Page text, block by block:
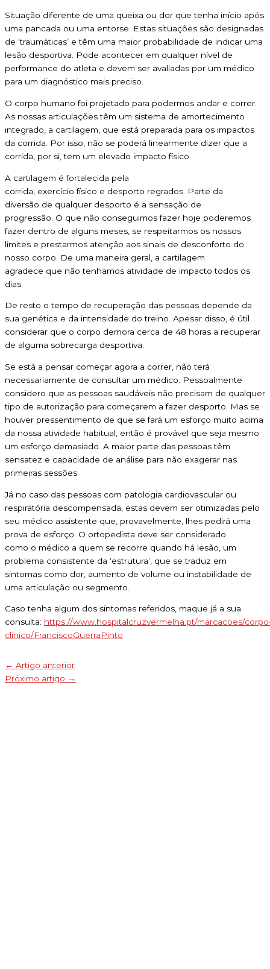
Situação diferente de uma queixa ou dor que tenha início após
uma pancada ou uma entorse. Estas situações são designadas
de ‘traumáticas’ e têm uma maior probabilidade de indicar uma
lesão desportiva. Pode acontecer em qualquer nível de
performance do atleta e devem ser avaliadas por um médico
para um diagnóstico mais preciso.
O corpo humano foi projetado para podermos andar e correr.
As nossas articulações têm um sistema de amortecimento
integrado, a cartilagem, que está preparada para os impactos
da corrida. Por isso, não se poderá linearmente dizer que a
corrida, por si, tem um elevado impacto físico.
A cartilagem é fortalecida pela
corrida, exercício físico e desporto regrados. Parte da
diversão de qualquer desporto é a sensação de
progressão. O que não conseguimos fazer hoje poderemos
fazer dentro de alguns meses, se respeitarmos os nossos
limites e prestarmos atenção aos sinais de desconforto do
nosso corpo. De uma maneira geral, a cartilagem
agradece que não tenhamos atividade de impacto todos os
dias.
De resto o tempo de recuperação das pessoas depende da
sua genética e da intensidade do treino. Apesar disso, é útil
considerar que o corpo demora cerca de 48 horas a recuperar
de alguma sobrecarga desportiva.
Se está a pensar começar agora a correr, não terá
necessariamente de consultar um médico. Pessoalmente
considero que as pessoas saudáveis não precisam de qualquer
tipo de autorização para começarem a fazer desporto. Mas se
houver pressentimento de que se fará um esforço muito acima
da nossa atividade habitual, então é provável que seja mesmo
um esforço demasiado. A maior parte das pessoas têm
sensatez e capacidade de análise para não exagerar nas
primeiras sessões.
Já no caso das pessoas com patologia cardiovascular ou
respiratória descompensada, estas devem ser otimizadas pelo
seu médico assistente que, provavelmente, lhes pedirá uma
prova de esforço. O ortopedista deve ser considerado
como o médico a quem se recorre quando há lesão, um
problema consistente da ‘estrutura’, que se traduz em
sintomas como dor, aumento de volume ou instabilidade de
uma articulação ou segmento.
Caso tenha algum dos sintomas referidos, maque já a sua
consulta: https://www.hospitalcruzvermelha.pt/marcacoes/
clinico/FranciscoGuerraPinto
← Artigo anterior
Próximo artigo →